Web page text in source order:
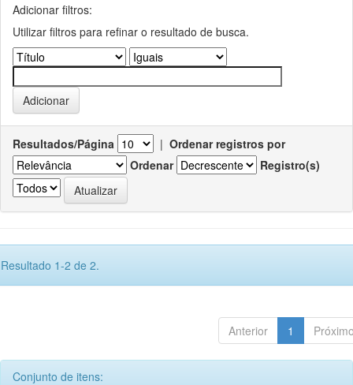
Adicionar filtros:
Utilizar filtros para refinar o resultado de busca.
Resultados/Página | Ordenar registros por
Ordenar
Registro(s)
Resultado 1-2 de 2.
Anterior 1
Conjunto de itens: